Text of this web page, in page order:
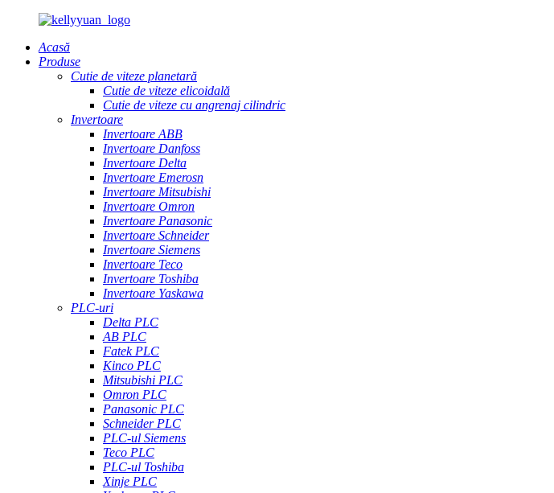
Acasă
Produse
Cutie de viteze planetară
Cutie de viteze elicoidală
Cutie de viteze cu angrenaj cilindric
Invertoare
Invertoare ABB
Invertoare Danfoss
Invertoare Delta
Invertoare Emerosn
Invertoare Mitsubishi
Invertoare Omron
Invertoare Panasonic
Invertoare Schneider
Invertoare Siemens
Invertoare Teco
Invertoare Toshiba
Invertoare Yaskawa
PLC-uri
Delta PLC
AB PLC
Fatek PLC
Kinco PLC
Mitsubishi PLC
Omron PLC
Panasonic PLC
Schneider PLC
PLC-ul Siemens
Teco PLC
PLC-ul Toshiba
Xinje PLC